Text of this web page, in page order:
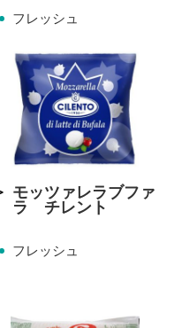
フレッシュ
モッツァレラブファ
ラ チレント
フレッシュ